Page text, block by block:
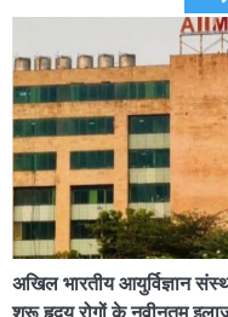
अखिल भारतीय आयुर्विज्ञान
शुरू हृदय रोगों के नवीनतम